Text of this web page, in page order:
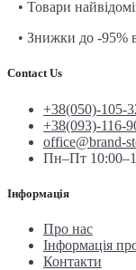
• Товари
• Знижки до -95%
Contact Us
+38(050)-105-
+38(093)-116-
office@brand-
Пн–Пт
Інформація
Про нас
Інформація
Контакти